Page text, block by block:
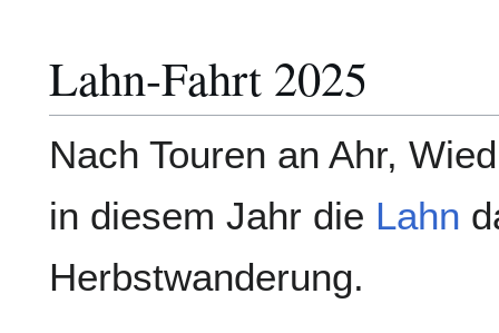
Lahn-Fahrt 2025
Nach Touren an Ahr,
in diesem Jahr die Lahn
Herbstwanderung.